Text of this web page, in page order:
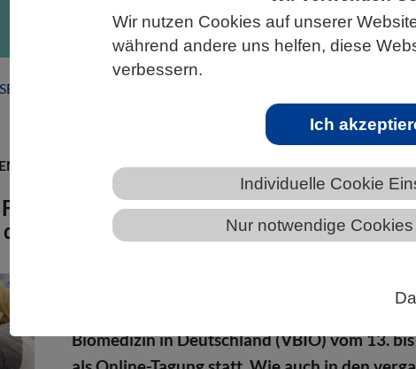
Wir nutzen Cookies auf unserer
während andere uns helfen, diese
verbessern.
Ich
Individuelle Cookie
Nur notwendige
Wissenschaft und Schule im
Biologie im VBIO
In diesem Jahr findet die Tagung der
Biomedizin in Deutschland (VBIO) vom 13.